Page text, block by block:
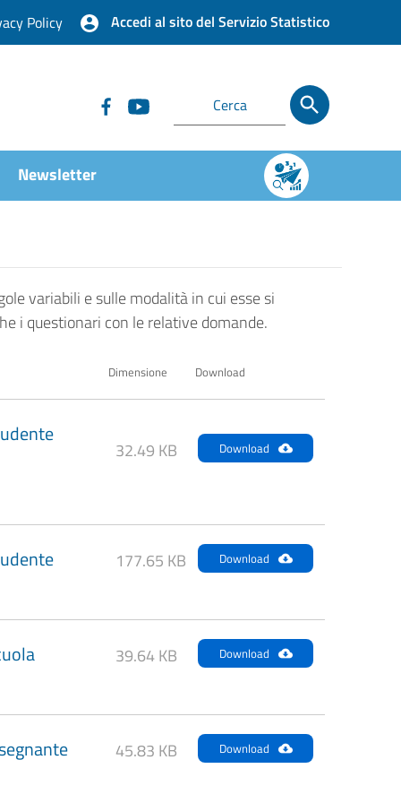
Policy Accedi al sito del Servizio Statistico
Newsletter
variabili e sulle modalità in cui esse si
i questionari con le relative domande.
Dimensione Download
32.49 KB Download
177.65 KB Download
39.64 KB Download
45.83 KB Download